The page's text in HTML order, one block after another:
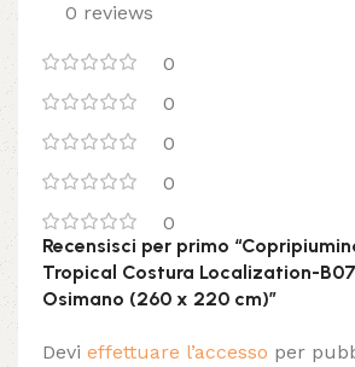
0 reviews
0
0
0
0
0
Recensisci per primo
Tropical Costura Localization-
Osimano (260 x 220 cm)”
Devi effettuare l’accesso per